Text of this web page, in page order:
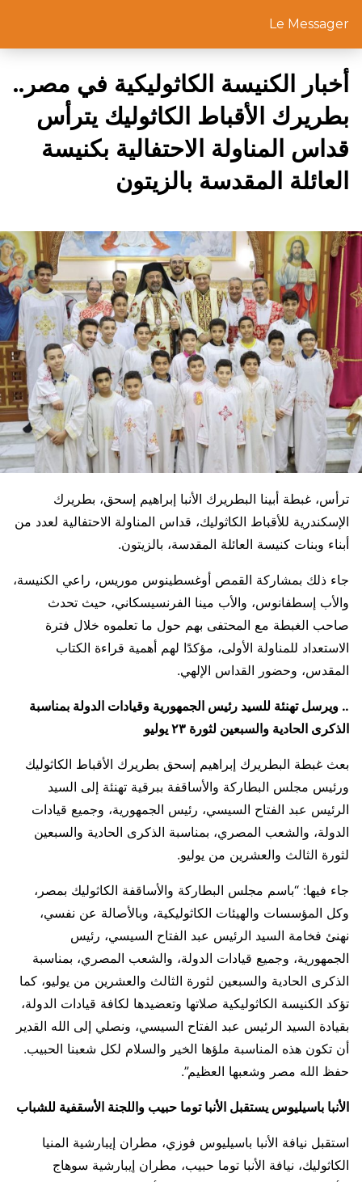
Le Messager
أخبار الكنيسة الكاثوليكية في مصر..
بطريرك الأقباط الكاثوليك يترأس
قداس المناولة الاحتفالية بكنيسة
العائلة المقدسة بالزيتون
ترأس، غبطة أبينا البطريرك الأنبا إبراهيم إسحق، بطريرك
الإسكندرية للأقباط الكاثوليك، قداس المناولة الاحتفالية لعدد من
أبناء وبنات كنيسة العائلة المقدسة، بالزيتون.
جاء ذلك بمشاركة القمص أوغسطينوس موريس، راعي الكنيسة،
والأب إسطفانوس، والأب مينا الفرنسيسكاني، حيث تحدث
صاحب الغبطة مع المحتفى بهم حول ما تعلموه خلال فترة
الاستعداد للمناولة الأولى، مؤكدًا لهم أهمية قراءة الكتاب
المقدس، وحضور القداس الإلهي.
.. ويرسل تهنئة للسيد رئيس الجمهورية وقيادات الدولة بمناسبة
الذكرى الحادية والسبعين لثورة ٢٣ يوليو
بعث غبطة البطريرك إبراهيم إسحق بطريرك الأقباط الكاثوليك
ورئيس مجلس البطاركة والأساقفة ببرقية تهنئة إلى السيد
الرئيس عبد الفتاح السيسي، رئيس الجمهورية، وجميع قيادات
الدولة، والشعب المصري، بمناسبة الذكرى الحادية والسبعين
لثورة الثالث والعشرين من يوليو.
جاء فيها: “باسم مجلس البطاركة والأساقفة الكاثوليك بمصر،
وكل المؤسسات والهيئات الكاثوليكية، وبالأصالة عن نفسي،
نهنئ فخامة السيد الرئيس عبد الفتاح السيسي، رئيس
الجمهورية، وجميع قيادات الدولة، والشعب المصري، بمناسبة
الذكرى الحادية والسبعين لثورة الثالث والعشرين من يوليو، كما
تؤكد الكنيسة الكاثوليكية صلاتها وتعضيدها لكافة قيادات الدولة،
بقيادة السيد الرئيس عبد الفتاح السيسي، ونصلي إلى الله القدير
أن تكون هذه المناسبة ملؤها الخير والسلام لكل شعبنا الحبيب.
حفظ الله مصر وشعبها العظيم”.
الأنبا باسيليوس يستقبل الأنبا توما حبيب واللجنة الأسقفية للشباب
استقبل نيافة الأنبا باسيليوس فوزي، مطران إيبارشية المنيا
الكاثوليك، نيافة الأنبا توما حبيب، مطران إيبارشية سوهاج